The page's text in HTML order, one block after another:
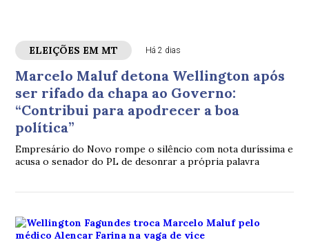
ELEIÇÕES EM MT Há 2 dias
Marcelo Maluf detona Wellington após
ser rifado da chapa ao Governo:
“Contribui para apodrecer a boa
política”
Empresário do Novo rompe o silêncio com nota duríssima e
acusa o senador do PL de desonrar a própria palavra